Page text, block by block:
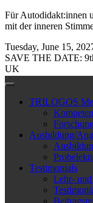
Für Autodidakt:innen
mit der inneren
Tuesday, June 15,
SAVE THE DATE:
UK
TRILOGOS
Ausbildung/
Testimonials
Lehr-